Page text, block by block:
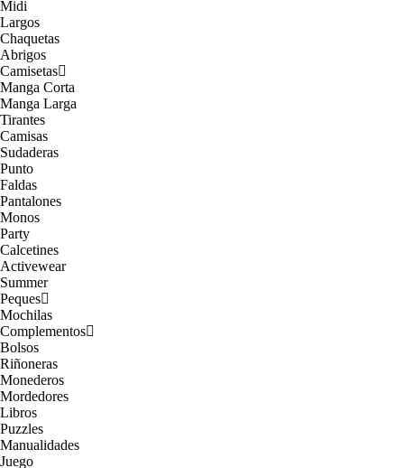
Midi
Largos
Chaquetas
Abrigos
Camisetas
Manga Corta
Manga Larga
Tirantes
Camisas
Sudaderas
Punto
Faldas
Pantalones
Monos
Party
Calcetines
Activewear
Summer
Peques
Mochilas
Complementos
Bolsos
Riñoneras
Monederos
Mordedores
Libros
Puzzles
Manualidades
Juego